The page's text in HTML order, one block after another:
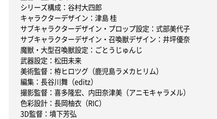
シリーズ構成：谷村大四郎
キャラクターデザイン：津島 桂
サブキャラクターデザイン・プロップ設定：式部美代子
サブキャラクターデザイン・召喚獣デザイン：井坪優奈
魔獣・大型召喚獣設定：ごとうじゅんじ
武器設定：松田未来
美術監督：栫ヒロツグ（鹿児島ラメカヒリム）
編集：長谷川舞（editz）
撮影監督：喜多隆宏、内田奈津美（アニモキャラメル）
色彩設計：長岡柚衣（RIC）
3D監督：墳下芳弘